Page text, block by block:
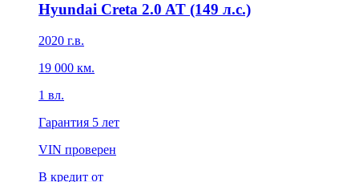
Hyundai Creta 2.0 AT (149 л.с.)
2020 г.в.
19 000 км.
1 вл.
Гарантия 5 лет
VIN проверен
В кредит от